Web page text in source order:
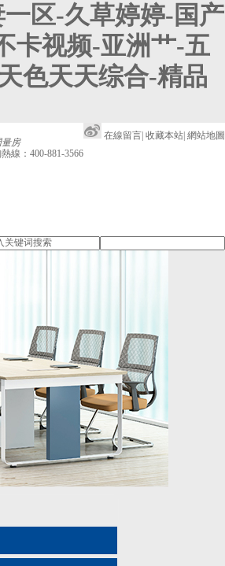
区-久草婷婷-国产
卡视频-亚洲艹-五
色天天综合-精品
在線留言 收藏本站 網站地圖
房
線： 400-881-3566